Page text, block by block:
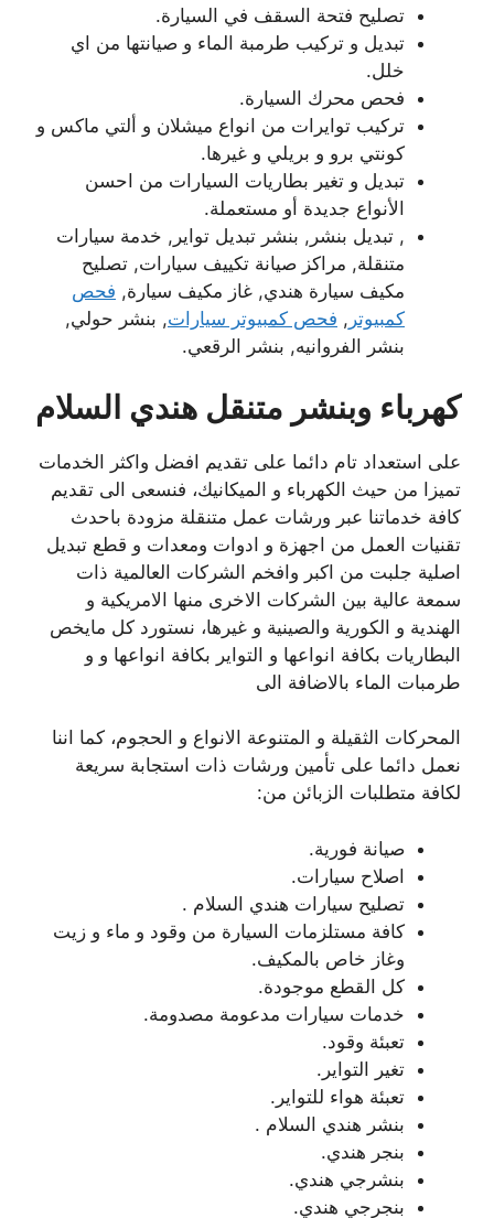
تصليح فتحة السقف في السيارة.
تبديل و تركيب طرمبة الماء و صيانتها من اي
خلل.
فحص محرك السيارة.
تركيب توايرات من انواع ميشلان و ألتي ماكس و
كونتي برو و بريلي و غيرها.
تبديل و تغير بطاريات السيارات من احسن
الأنواع جديدة أو مستعملة.
, تبديل بنشر, بنشر تبديل تواير, خدمة سيارات
متنقلة, مراكز صيانة تكييف سيارات, تصليح
مكيف سيارة هندي, غاز مكيف سيارة, فحص
كمبيوتر , فحص كمبيوتر سيارات, بنشر حولي,
بنشر الفروانيه, بنشر الرقعي.
كهرباء وبنشر متنقل هندي السلام
على استعداد تام دائما على تقديم افضل واكثر الخدمات
تميزا من حيث الكهرباء و الميكانيك، فنسعى الى تقديم
كافة خدماتنا عبر ورشات عمل متنقلة مزودة باحدث
تقنيات العمل من اجهزة و ادوات ومعدات و قطع تبديل
اصلية جلبت من اكبر وافخم الشركات العالمية ذات
سمعة عالية بين الشركات الاخرى منها الامريكية و
الهندية و الكورية والصينية و غيرها، نستورد كل مايخص
البطاريات بكافة انواعها و التواير بكافة انواعها و و
طرمبات الماء بالاضافة الى
المحركات الثقيلة و المتنوعة الانواع و الحجوم، كما اننا
نعمل دائما على تأمين ورشات ذات استجابة سريعة
لكافة متطلبات الزبائن من:
صيانة فورية.
اصلاح سيارات.
تصليح سيارات هندي السلام .
كافة مستلزمات السيارة من وقود و ماء و زيت
وغاز خاص بالمكيف.
كل القطع موجودة.
خدمات سيارات مدعومة مصدومة.
تعبئة وقود.
تغير التواير.
تعبئة هواء للتواير.
بنشر هندي السلام .
بنجر هندي.
بنشرجي هندي.
بنجرجي هندي.